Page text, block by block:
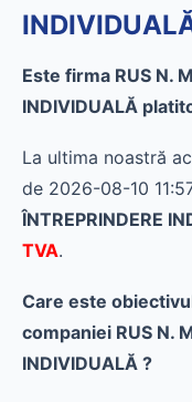
Este firma RUS N.
INDIVIDUALĂ
La ultima noastră
de 2026-08-10
ÎNTREPRINDERE
TVA.
Care este
companiei RUS N.
INDIVIDUALĂ ?